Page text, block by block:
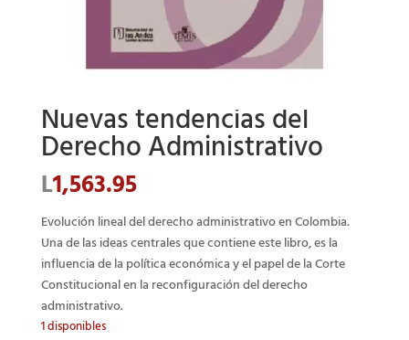
Nuevas tendencias del
Derecho Administrativo
L1,563.95
Evolución lineal del derecho administrativo en Colombia.
Una de las ideas centrales que contiene este libro, es la
influencia de la política económica y el papel de la Corte
Constitucional en la reconfiguración del derecho
administrativo.
1 disponibles